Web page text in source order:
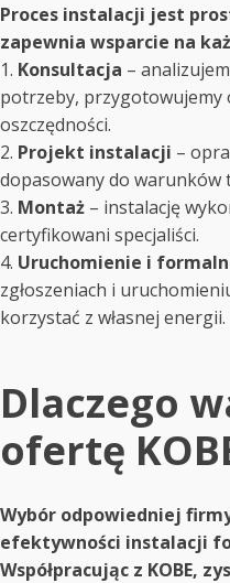
Proces instalacji jest
zapewnia wsparcie na
1. Konsultacja –
potrzeby, przygotowujemy
oszczędności.
2. Projekt instalacji –
dopasowany do warunków
3. Montaż – instalację
certyfikowani specjaliści.
4. Uruchomienie i
zgłoszeniach i
korzystać z własnej energii.
Dlaczego
ofertę
Wybór odpowiedniej
efektywności instalacji
Współpracując z KOBE,